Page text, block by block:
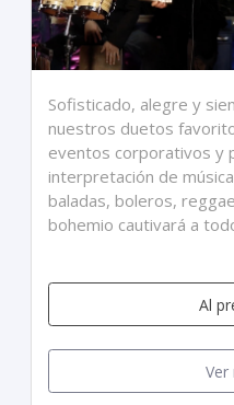
Sofisticado, alegre y
nuestros duetos
eventos corporativos y
interpretación de
baladas, boleros,
bohemio cautivará a
Al
Ver